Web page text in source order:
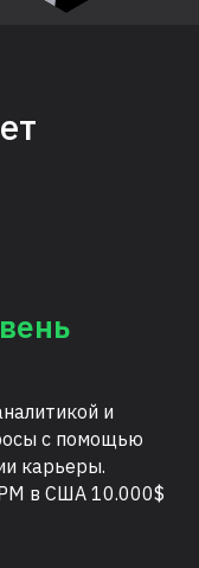
и
с помощью
карьеры.
в США 10.000$